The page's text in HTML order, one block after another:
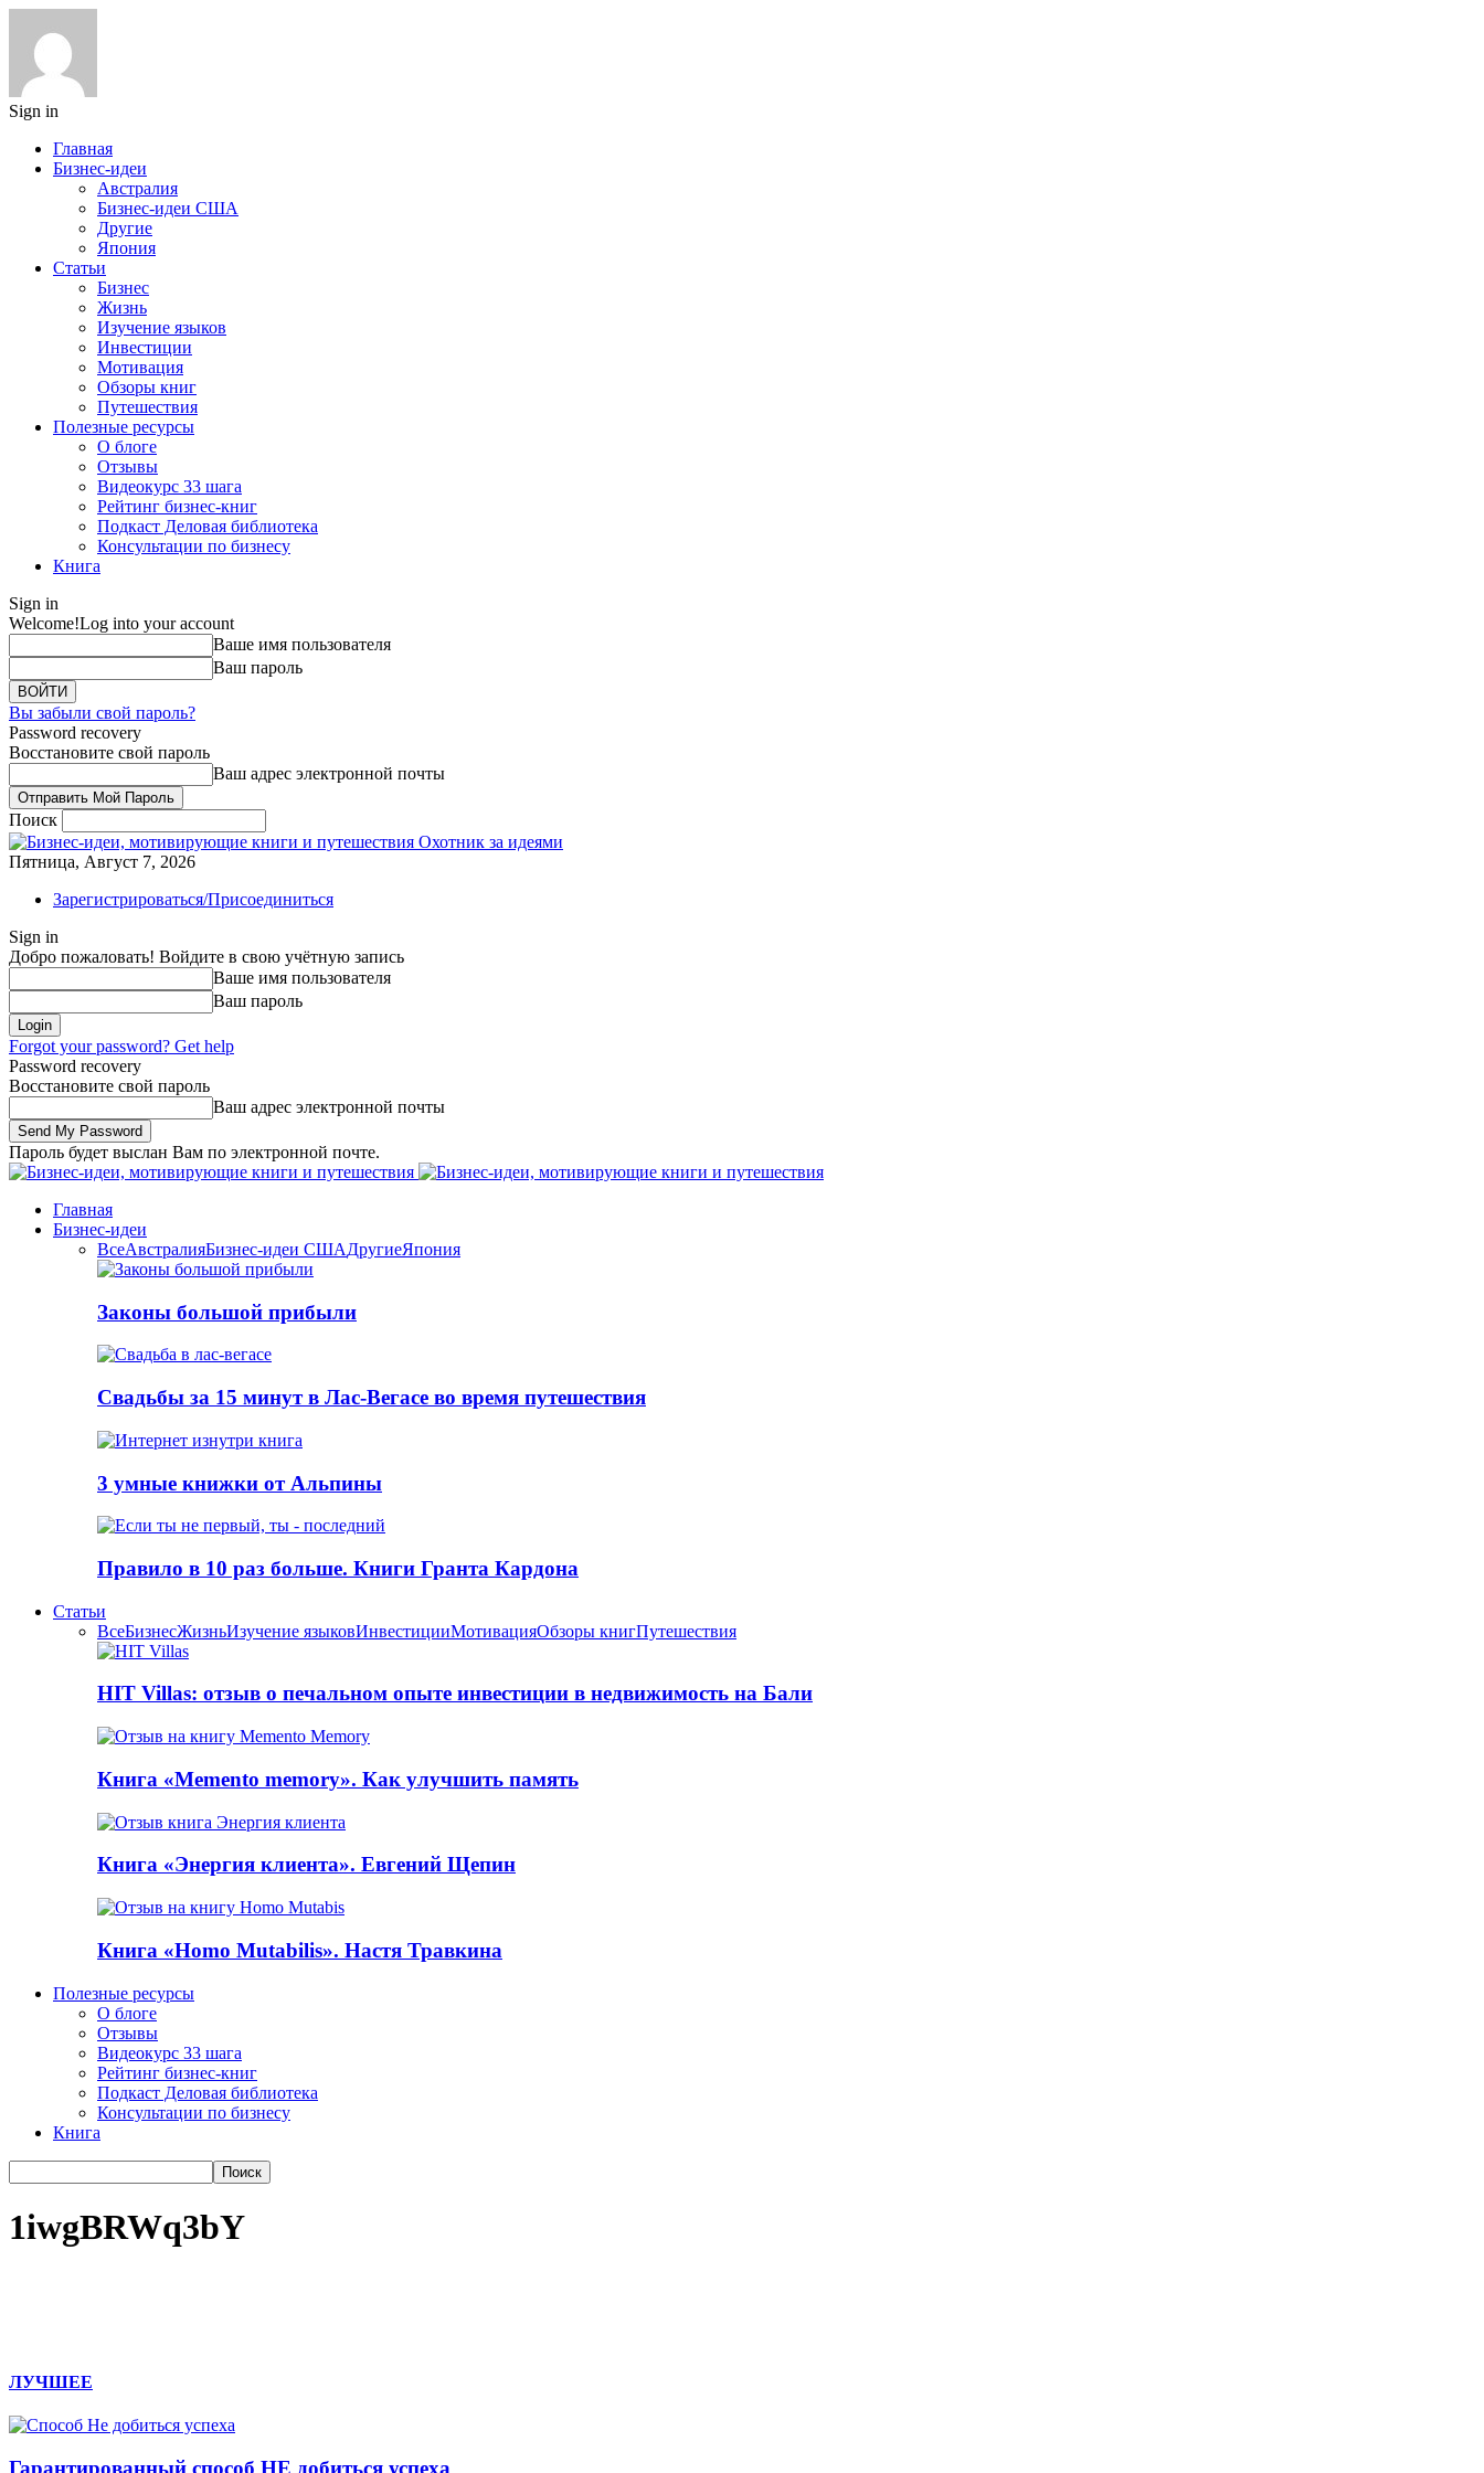
Sign in
Главная
Бизнес-идеи
Австралия
Бизнес-идеи США
Другие
Япония
Статьи
Бизнес
Жизнь
Изучение языков
Инвестиции
Мотивация
Обзоры книг
Путешествия
Полезные ресурсы
О блоге
Отзывы
Видеокурс 33 шага
Рейтинг бизнес-книг
Подкаст Деловая библиотека
Консультации по бизнесу
Книга
Sign in
Welcome!Log into your account
Ваше имя пользователя
Ваш пароль
Вы забыли свой пароль?
Password recovery
Восстановите свой пароль
Ваш адрес электронной почты
Поиск
Охотник за идеями
Пятница, Август 7, 2026
Зарегистрироваться/Присоединиться
Sign in
Добро пожаловать! Войдите в свою учётную запись
Ваше имя пользователя
Ваш пароль
Forgot your password? Get help
Password recovery
Восстановите свой пароль
Ваш адрес электронной почты
Пароль будет выслан Вам по электронной почте.
Главная
Бизнес-идеи
ВсеАвстралияБизнес-идеи СШАДругиеЯпония
Законы большой прибыли
Свадьбы за 15 минут в Лас-Вегасе во время путешествия
3 умные книжки от Альпины
Правило в 10 раз больше. Книги Грантa Кардона
Статьи
ВсеБизнесЖизньИзучение языковИнвестицииМотивацияОбзоры книгПутешествия
HIT Villas: отзыв о печальном опыте инвестиции в недвижимость на Бали
Книга «Memento memory». Как улучшить память
Книга «Энергия клиента». Евгений Щепин
Книга «Homo Mutabilis». Настя Травкина
Полезные ресурсы
О блоге
Отзывы
Видеокурс 33 шага
Рейтинг бизнес-книг
Подкаст Деловая библиотека
Консультации по бизнесу
Книга
1iwgBRWq3bY
ЛУЧШЕЕ
Гарантированный способ НЕ добиться успеха